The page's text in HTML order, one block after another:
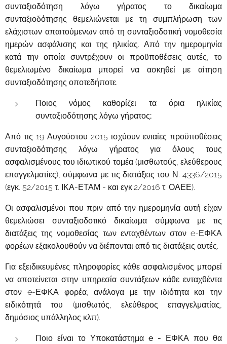
συνταξιοδότηση λόγω γήρατος το δικαίωμα
συνταξιοδότησης θεμελιώνεται με τη συμπλήρωση των
ελάχιστων απαιτούμενων από τη συνταξιοδοτική νομοθεσία
ημερών ασφάλισης και της ηλικίας. Από την ημερομηνία
κατά την οποία συντρέχουν οι προϋποθέσεις αυτές, το
θεμελιωμένο δικαίωμα μπορεί να ασκηθεί με αίτηση
συνταξιοδότησης οποτεδήποτε.
Ποιος νόμος καθορίζει τα όρια ηλικίας
συνταξιοδότησης λόγω γήρατος;
Από τις 19 Αυγούστου 2015 ισχύουν ενιαίες προϋποθέσεις
συνταξιοδότησης λόγω γήρατος για όλους τους
ασφαλισμένους του ιδιωτικού τομέα (μισθωτούς, ελεύθερους
επαγγελματίες), σύμφωνα με τις διατάξεις του Ν. 4336/2015
(εγκ. 52/2015 τ. ΙΚΑ-ΕΤΑΜ - και εγκ.2/2016 τ. ΟΑΕΕ).
Οι ασφαλισμένοι που πριν από την ημερομηνία αυτή είχαν
θεμελιώσει συνταξιοδοτικό δικαίωμα σύμφωνα με τις
διατάξεις της νομοθεσίας των ενταχθέντων στον e-ΕΦΚΑ
φορέων εξακολουθούν να διέπονται από τις διατάξεις αυτές.
Για εξειδικευμένες πληροφορίες κάθε ασφαλισμένος μπορεί
να αποτείνεται στην υπηρεσία συντάξεων κάθε ενταχθέντα
στον e-ΕΦΚΑ φορέα, ανάλογα με την ιδιότητα και την
ειδικότητά του (μισθωτός, ελεύθερος επαγγελματίας,
δημόσιος υπάλληλος κλπ).
Ποιο είναι το Υποκατάστημα e - ΕΦΚΑ που θα